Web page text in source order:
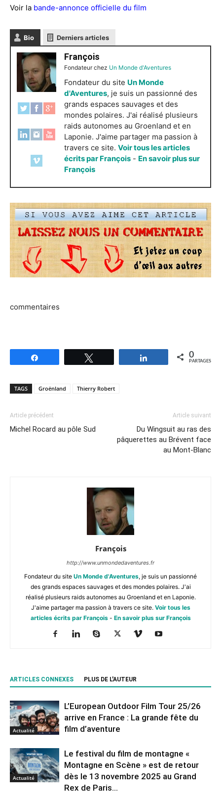
Voir la bande-annonce officielle du film
Bio Derniers articles
François
Fondateurchez Un Monde d'Aventures
Fondateur du site Un Monde
d'Aventures, je suis un passionné des
grands espaces sauvages et des
mondes polaires. J'ai réalisé plusieurs
raids autonomes au Groenland et en
Laponie. J'aime partager ma passion à
travers ce site. Voir tous les articles
écrits par François - En savoir plus sur
François
commentaires
Partagez 0
PARTAGES
TAGS Groënland Thierry Robert
Article précédent
Michel Rocard au pôle Sud
Article suivant
Du Wingsuit au ras des
pâquerettes au Brévent face
au Mont-Blanc
François
http://www.unmondedaventures.fr
Fondateur du site Un Monde d'Aventures, je suis un passionné
des grands espaces sauvages et des mondes polaires. J'ai
réalisé plusieurs raids autonomes au Groenland et en Laponie.
J'aime partager ma passion à travers ce site. Voir tous les
articles écrits par François- En savoir plus sur François
ARTICLES CONNEXES PLUS DE L'AUTEUR
Actualité
L’European Outdoor Film Tour 25/26
arrive en France : La grande fête du
film d’aventure
Actualité
Le festival du film de montagne «
Montagne en Scène » est de retour
dès le 13 novembre 2025 au Grand
Rex de Paris...